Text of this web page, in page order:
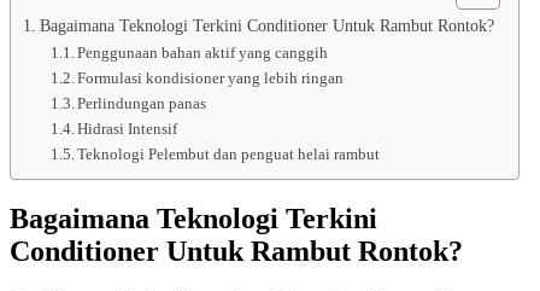
Bagaimana Teknologi Terkini Conditioner Untuk Rambut Rontok?
Penggunaan bahan aktif yang canggih
Formulasi kondisioner yang lebih ringan
Perlindungan panas
Hidrasi Intensif
Teknologi Pelembut dan penguat helai rambut
Bagaimana Teknologi Terkini
Conditioner Untuk Rambut Rontok?